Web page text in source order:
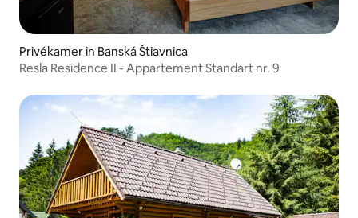
Privékamer in Banská Štiavnica
Resla Residence II - Appartement Standart nr. 9